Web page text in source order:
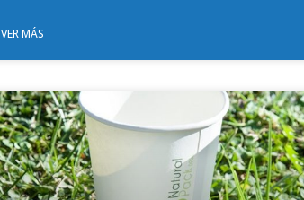
VER MÁS